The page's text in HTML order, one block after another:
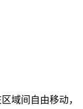
域间自由移动，